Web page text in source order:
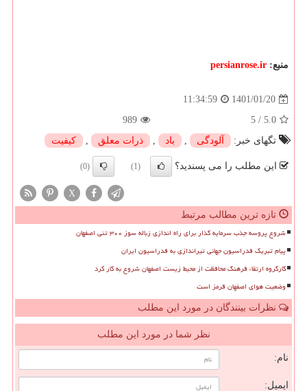
منبع: persianrose.ir
1401/01/20
11:34:59
5.0
/
5
989
تگهای خبر:
آلودگی , باد , ذرات معلق , كیفیت
این مطلب را می پسندید؟ (1)
(0)
X
تازه ترین مطالب مرتبط
شروع پروسه جذب سرمایه گذار برای راه اندازی زباله سوز ۳۰۰ تنی اصفهان
پیام تبریک فدراسیون جهانی تیراندازی به فدراسیون ایران
کارگروه ارتقاء فرهنگ محافظت از محیط زیست اصفهان شروع به کار کرد
وضعیت هوای اصفهان قرمز است
نظرات بینندگان در مورد این مطلب
نظر شما در مورد این مطلب
نام:
ایمیل: